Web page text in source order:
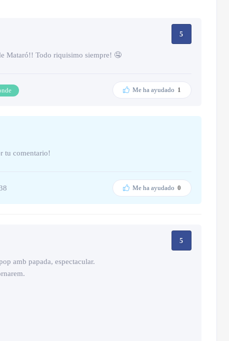
5
Mataró!! Todo riquisimo siempre! 🤤
Me ha ayudado 1
tu comentario!
Me ha ayudado 0
5
amb papada, espectacular.